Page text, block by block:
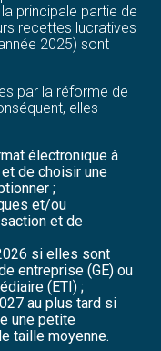
principale partie de
recettes lucratives
2025) sont
par la réforme de
elles
électronique à
de choisir une
;
et/ou
et de
si elles sont
entreprise (GE) ou
(ETI) ;
au plus tard si
une petite
taille moyenne.